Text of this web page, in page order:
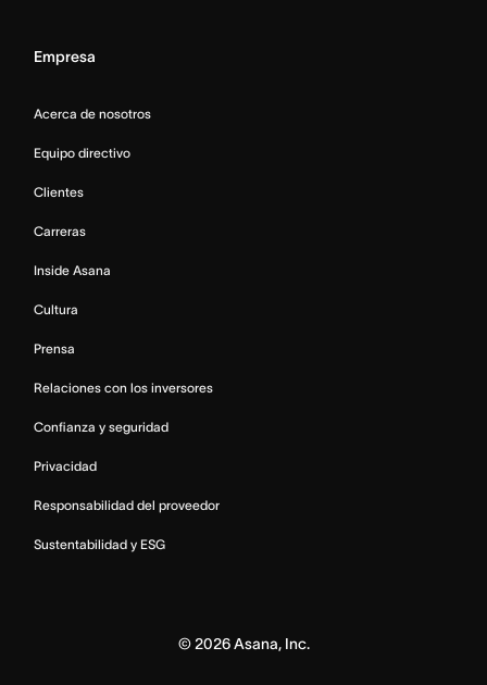
Empresa
Acerca de nosotros
Equipo directivo
Clientes
Carreras
Inside Asana
Cultura
Prensa
Relaciones con los inversores
Confianza y seguridad
Privacidad
Responsabilidad del proveedor
Sustentabilidad y ESG
© 2026Asana, Inc.